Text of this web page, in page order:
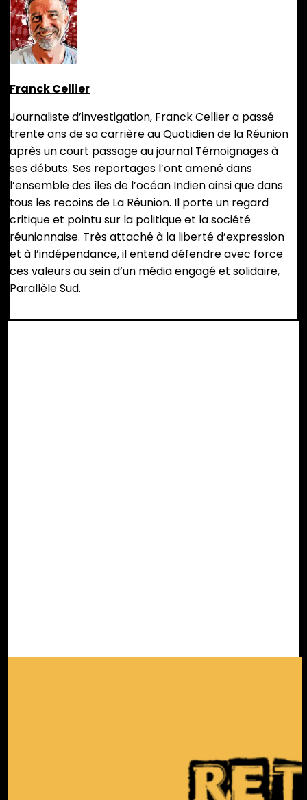
Franck Cellier
Journaliste d’investigation, Franck Cellier a passé
trente ans de sa carrière au Quotidien de la Réunion
après un court passage au journal Témoignages à
ses débuts. Ses reportages l’ont amené dans
l’ensemble des îles de l’océan Indien ainsi que dans
tous les recoins de La Réunion. Il porte un regard
critique et pointu sur la politique et la société
réunionnaise. Très attaché à la liberté d’expression
et à l’indépendance, il entend défendre avec force
ces valeurs au sein d’un média engagé et solidaire,
Parallèle Sud.